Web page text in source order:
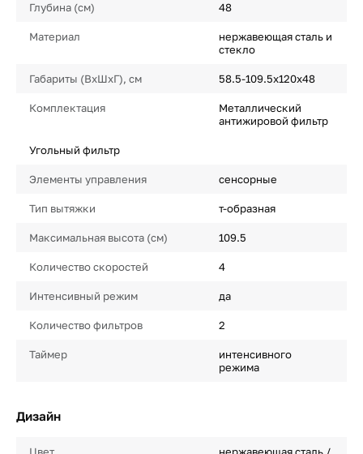
Глубина (см) 48
Материал
нержавеющая сталь и
стекло
Габариты (ВхШхГ), см 58.5-109.5x120x48
Комплектация
Металлический
антижировой фильтр
Угольный фильтр
Элементы управления сенсорные
Тип вытяжки т-образная
Максимальная высота (см) 109.5
Количество скоростей 4
Интенсивный режим да
Количество фильтров 2
Таймер
интенсивного
режима
Дизайн